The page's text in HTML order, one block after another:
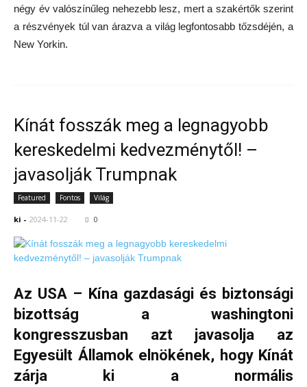
négy év valószínűleg nehezebb lesz, mert a szakértők szerint
a részvények túl van árazva a világ legfontosabb tőzsdéjén, a
New Yorkin.
Kínát fosszák meg a legnagyobb
kereskedelmi kedvezménytől! –
javasolják Trumpnak
Featured Fontos Világ
ki - 2024-11-22 0
Az USA – Kína gazdasági és biztonsági
bizottság a washingtoni
kongresszusban azt javasolja az
Egyesült Államok elnökének, hogy Kínát
zárja ki a normális